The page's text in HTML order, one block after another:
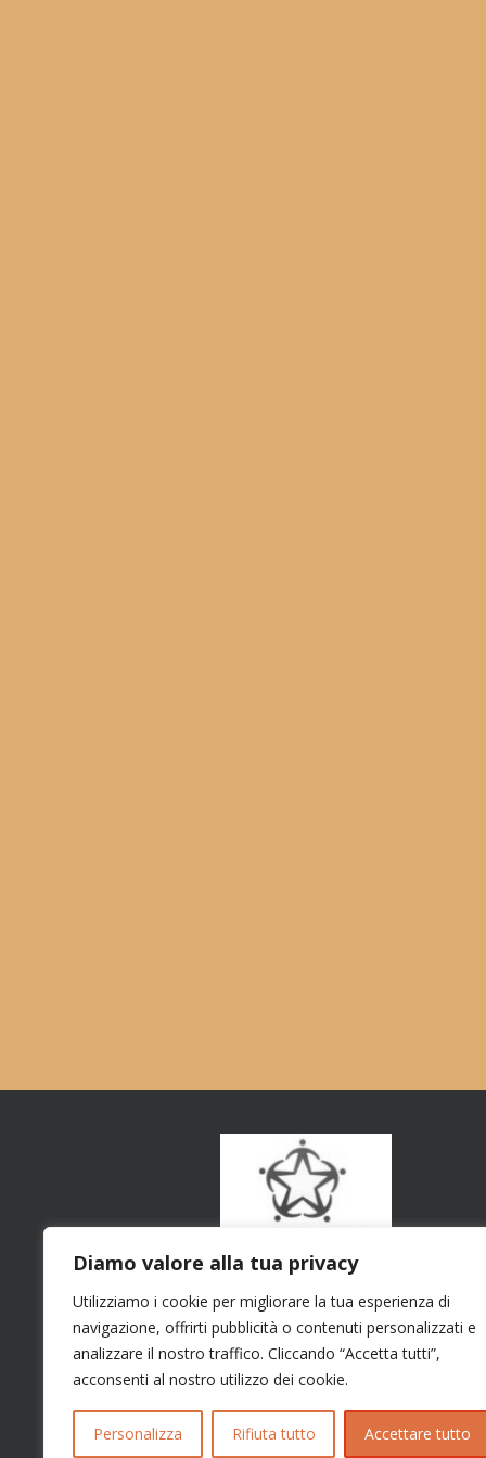
Diamo valore alla tua privacy
Utilizziamo i cookie per migliorare la tua esperienza di
navigazione, offrirti pubblicità o contenuti personalizzati e
analizzare il nostro traffico. Cliccando “Accetta tutti”,
acconsenti al nostro utilizzo dei cookie.
Personalizza Rifiuta tutto Accettare tutto